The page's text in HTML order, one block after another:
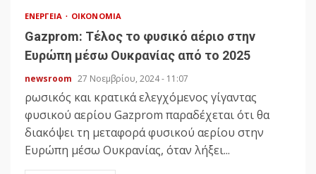
ΕΝΈΡΓΕΙΑ ΟΙΚΟΝΟΜΊΑ
Gazprom: Τέλος το φυσικό αέριο στην
Ευρώπη μέσω Ουκρανίας από το 2025
newsroom 27 Νοεμβρίου, 2024 - 11:07
ρωσικός και κρατικά ελεγχόμενος γίγαντας
φυσικού αερίου Gazprom παραδέχεται ότι θα
διακόψει τη μεταφορά φυσικού αερίου στην
Ευρώπη μέσω Ουκρανίας, όταν λήξει...